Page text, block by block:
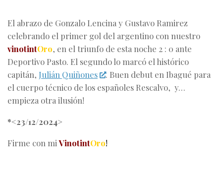
El abrazo de Gonzalo Lencina y Gustavo Ramirez
celebrando el primer gol del argentino con nuestro
vinotintOro, en el triunfo de esta noche 2 : 0 ante
Deportivo Pasto. El segundo lo marcó el histórico
capitán, Julián Quiñones
. Buen debut en Ibagué para
el cuerpo técnico de los españoles Rescalvo, y…
empieza otra ilusión!
*<23/12/2024>
Firme con miVinotintOro!